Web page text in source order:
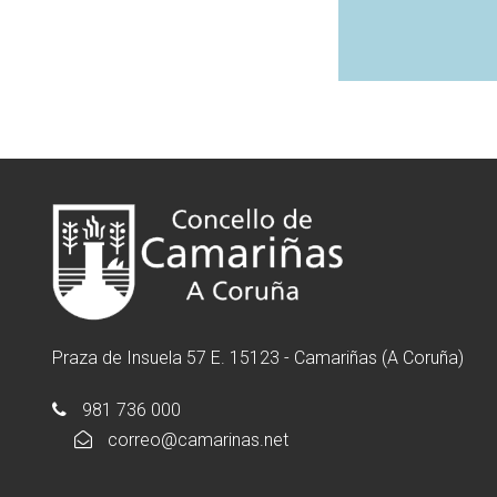
Praza de Insuela 57 E. 15123 - Camariñas (A Coruña)
981 736 000
correo@camarinas.net